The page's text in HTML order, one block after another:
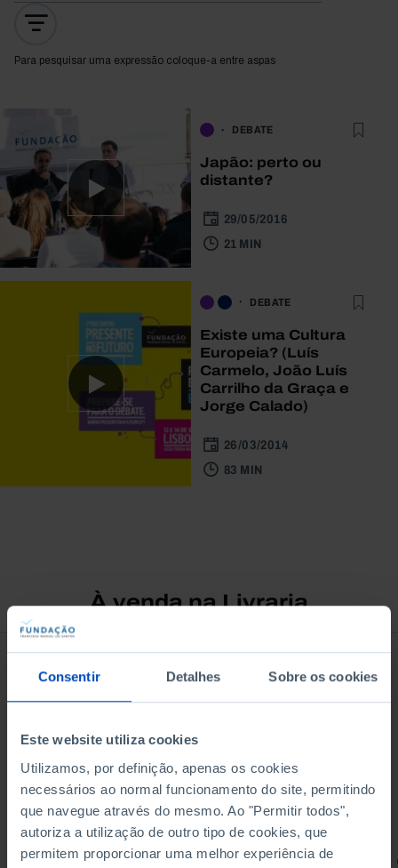
Consentir Detalhes Sobre os cookies
Este website utiliza cookies
Utilizamos, por definição, apenas os cookies
necessários ao normal funcionamento do site, permitindo
que navegue através do mesmo. Ao "Permitir todos",
autoriza a utilização de outro tipo de cookies, que
permitem proporcionar uma melhor experiência de
Para pesquisar uma expressão coloque-a entre aspas
DEBATE
Japão: perto ou
distante?
29/05/2016
21 MIN
DEBATE
Existe uma Cultura
Europeia? (Luís
Carmelo, João Luís
Carrilho da Graça e
Jorge Calado)
26/03/2014
83 MIN
À venda na Livraria
RETRATOS